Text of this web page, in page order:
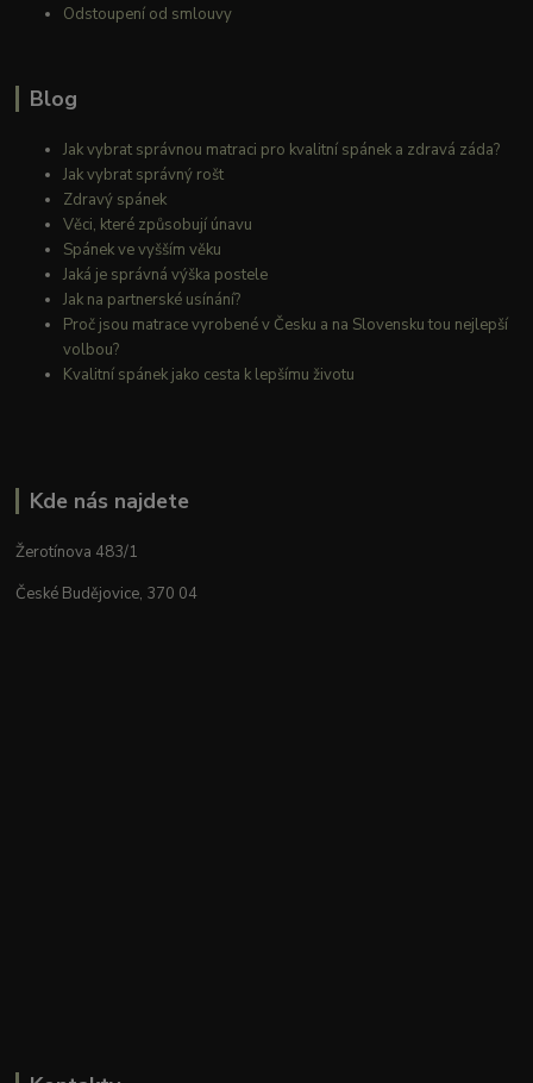
Odstoupení od smlouvy
Blog
Jak vybrat správnou matraci pro kvalitní spánek a zdravá záda?
Jak vybrat správný rošt
Zdravý spánek
Věci, které způsobují únavu
Spánek ve vyšším věku
Jaká je správná výška postele
Jak na partnerské usínání?
Proč jsou matrace vyrobené v Česku a na Slovensku tou nejlepší
volbou?
Kvalitní spánek jako cesta k lepšímu životu
Kde nás najdete
Žerotínova 483/1
České Budějovice, 370 04